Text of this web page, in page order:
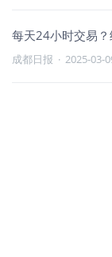
每天24小时交易
成都日报 · 2025-03-